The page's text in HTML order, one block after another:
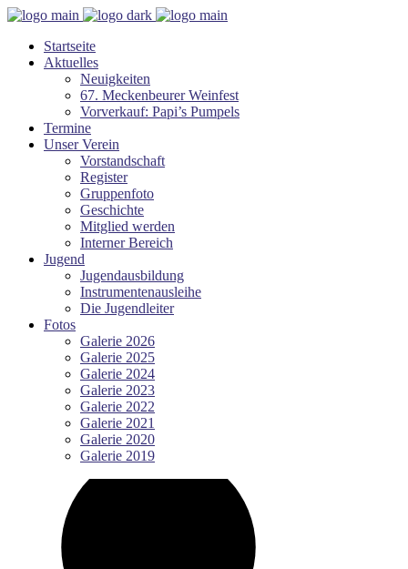
Startseite
Aktuelles
Neuigkeiten
67. Meckenbeurer Weinfest
Vorverkauf: Papi’s Pumpels
Termine
Unser Verein
Vorstandschaft
Register
Gruppenfoto
Geschichte
Mitglied werden
Interner Bereich
Jugend
Jugendausbildung
Instrumentenausleihe
Die Jugendleiter
Fotos
Galerie 2026
Galerie 2025
Galerie 2024
Galerie 2023
Galerie 2022
Galerie 2021
Galerie 2020
Galerie 2019